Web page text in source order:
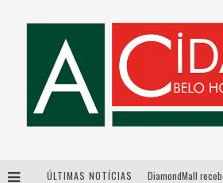
ÚLTIMAS NOTÍCIAS